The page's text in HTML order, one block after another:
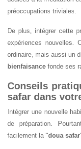
préoccupations triviales.
De plus, intégrer cette
expériences nouvelles.
ordinaire, mais aussi un
bienfaisance fonde ses
Conseils
safar dans
Intégrer une nouvelle
de préparation.
facilement la "doua safar